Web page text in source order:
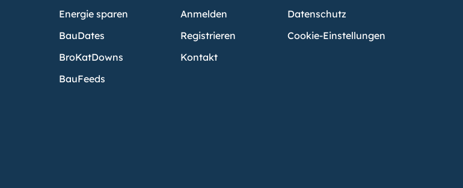
Energie sparen
BauDates
BroKatDowns
BauFeeds
Anmelden
Registrieren
Kontakt
Datenschutz
Cookie-Einstellungen